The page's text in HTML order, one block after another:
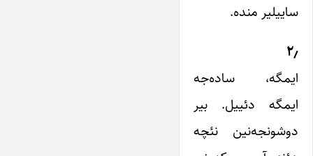
ساییلیر منده.
۲٫
ایمگه، ساده‌جه
ایمگه دئییل. بیر
دوشونجه‌نین نئچه